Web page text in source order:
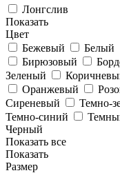
Лонгслив
Показать
Цвет
Бежевый
Белый
Бирюзовый
Зеленый
Оранжевый
Сиреневый
Темно-
Темно-синий
Черный
Показать все
Показать
Размер